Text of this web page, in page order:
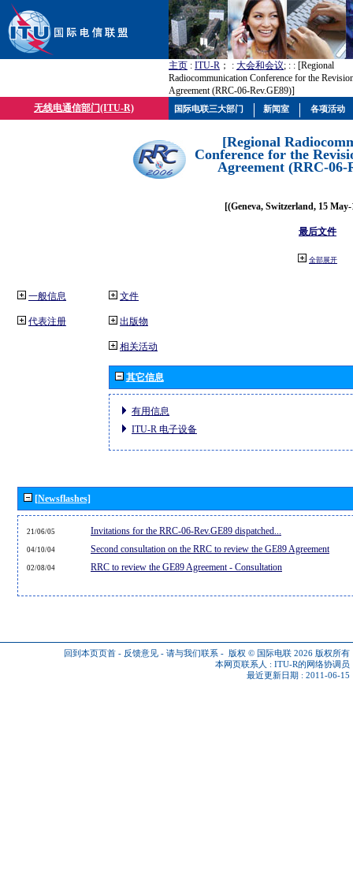
主页 : ITU-R ； : 大会和会议; : : [Regional
Radiocommunication Conference for the
Agreement (RRC-06-Rev.GE89)]
无线电通信部门(ITU-R)
[Regional
Conference for the
Agreement (RRC-06-
[(Geneva, Switzerland, 15
最后文件
全部展开
一般信息
代表注册
文件
出版物
相关活动
其它信息
有用信息
ITU-R 电子设备
[Newsflashes]
21/06/05 Invitations for the RRC-06-Rev.GE89 dispatched...
04/10/04 Second consultation on the RRC to review the GE89 Agreement
02/08/04 RRC to review the GE89 Agreement - Consultation
回到本页页首 - 反馈意见 - 请与我们联系 - 版权 © 国际电联 2026 版权所有
本网页联系人 : ITU-R的网络协调员
最近更新日期 : 2011-06-15
国际电联三大部门 新闻室 各项活动